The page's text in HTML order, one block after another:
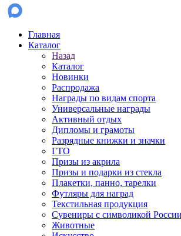
Главная
Каталог
Назад
Каталог
Новинки
Распродажа
Награды по видам спорта
Универсальные награды
Активный отдых
Дипломы и грамоты
Разрядные книжки и значки
ГТО
Призы из акрила
Призы и подарки из стекла
Плакетки, панно, тарелки
Футляры для наград
Текстильная продукция
Сувениры с символикой
Животные